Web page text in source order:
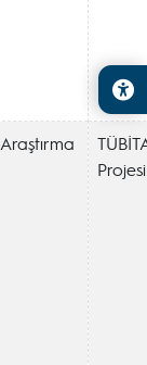
Araştırma
Projesi